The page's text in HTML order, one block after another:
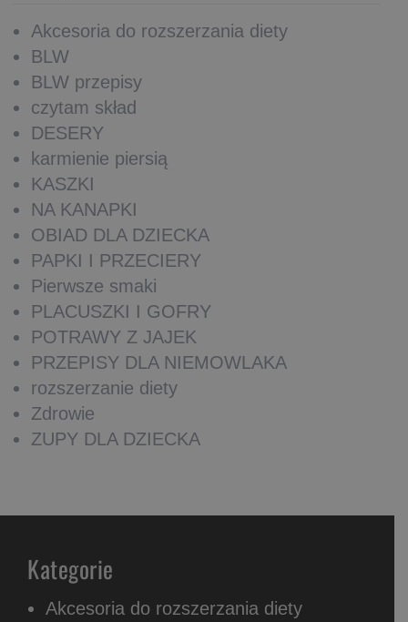
Akcesoria do rozszerzania diety
BLW
BLW przepisy
czytam skład
DESERY
karmienie piersią
KASZKI
NA KANAPKI
OBIAD DLA DZIECKA
PAPKI I PRZECIERY
Pierwsze smaki
PLACUSZKI I GOFRY
POTRAWY Z JAJEK
PRZEPISY DLA NIEMOWLAKA
rozszerzanie diety
Zdrowie
ZUPY DLA DZIECKA
Kategorie
Akcesoria do rozszerzania diety